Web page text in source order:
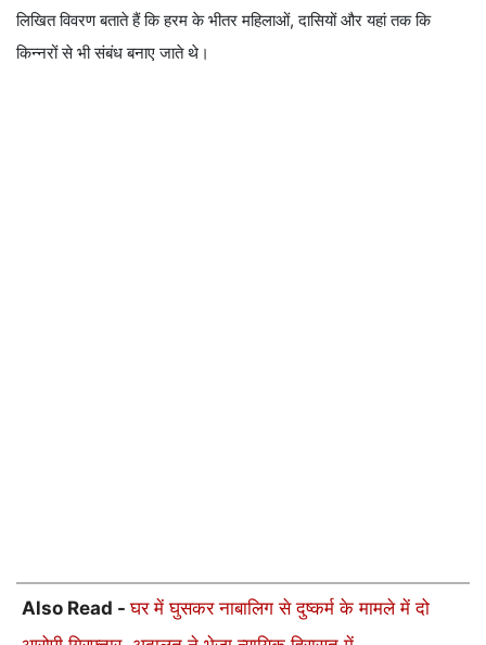
लिखित विवरण बताते हैं कि हरम के भीतर महिलाओं, दासियों और यहां तक कि
किन्नरों से भी संबंध बनाए जाते थे।
Also Read -घर में घुसकर नाबालिग से दुष्कर्म के मामले में दो